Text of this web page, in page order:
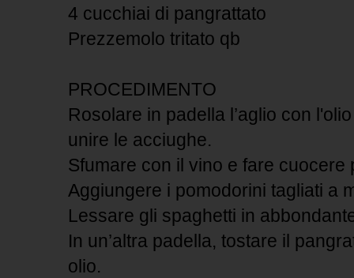
4 cucchiai di pangrattato
Prezzemolo tritato qb
PROCEDIMENTO
Rosolare in padella l’aglio con
unire le acciughe.
Sfumare con il vino e fare cuocere
Aggiungere i pomodorini tagliati a
Lessare gli spaghetti in
In un’altra padella, tostare il
olio.